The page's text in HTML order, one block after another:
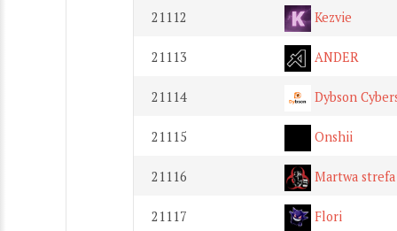
21112 Kezvie
21113 ANDER
21114 Dybson
21115 Onshii
21116 Martwa strefa
21117 Flori